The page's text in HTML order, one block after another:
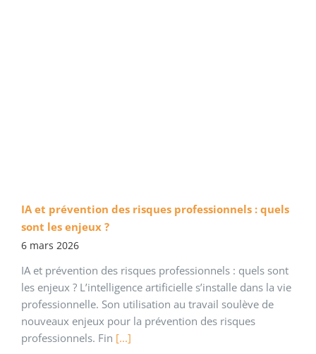
IA et prévention des risques professionnels : quels
sont les enjeux ?
6 mars 2026
IA et prévention des risques professionnels : quels sont
les enjeux ? L’intelligence artificielle s’installe dans la vie
professionnelle. Son utilisation au travail soulève de
nouveaux enjeux pour la prévention des risques
professionnels. Fin [...]